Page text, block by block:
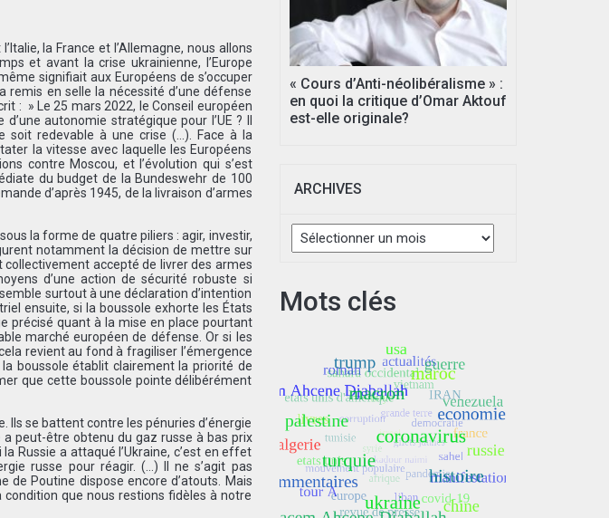
la France et l’Allemagne, nous allons
et avant la crise ukrainienne, l’Europe
signifiait aux Européens de s’occuper
remis en selle la nécessité d’une défense
: » Le 25 mars 2022, le Conseil européen
autonomie stratégique pour l’UE ? Il
soit redevable à une crise (…). Face à la
la vitesse avec laquelle les Européens
contre Moscou, et l’évolution qui s’est
du budget de la Bundeswehr de 100
d’après 1945, de la livraison d’armes
la forme de quatre piliers : agir, investir,
notamment la décision de mettre sur
collectivement accepté de livrer des armes
d’une action de sécurité robuste si
surtout à une déclaration d’intention
ensuite, si la boussole exhorte les États
précisé quant à la mise en place pourtant
marché européen de défense. Or si les
revient au fond à fragiliser l’émergence
boussole établit clairement la priorité de
que cette boussole pointe délibérément
Ils se battent contre les pénuries d’énergie
peut-être obtenu du gaz russe à bas prix
Russie a attaqué l’Ukraine, c’est en effet
russe pour réagir. (…) Il ne s’agit pas
de Poutine dispose encore d’atouts. Mais
que nous restions fidèles à notre
« Cours d’Anti-néolibéralisme » :
en quoi la critique d’Omar Aktouf
est-elle originale?
ARCHIVES
Archives
Mots clés